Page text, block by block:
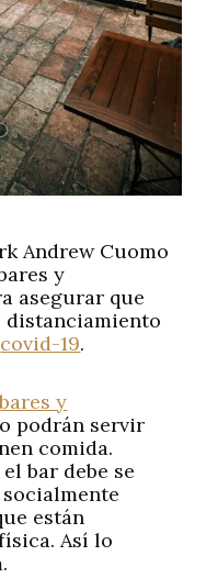
Andrew Cuomo
y
asegurar que
distanciamiento
covid-19.
bares y
podrán servir
comida.
bar debe se
están
Así lo